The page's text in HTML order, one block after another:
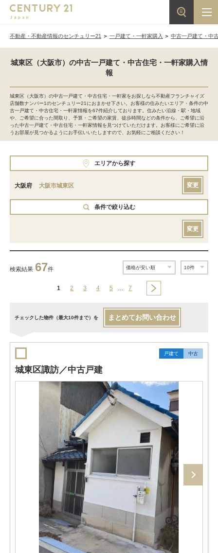
不動産・不動産情報のセンチュリー21 一戸建て・一軒家購入 中古一戸建て・中
城東区（大阪市）の中古一戸建て・中古住宅・一軒家購入情
報
城東区（大阪市）の中古一戸建て・中古住宅・一軒家をお探しなら不動産フランチャイズ
店舗数ナンバー1のセンチュリー21におまかせ下さい。お客様の住みたいエリア・条件の中
古一戸建て・中古住宅・一軒家情報を67件紹介しております。住みたい沿線・駅・地域
や、ご希望に合った間取り、予算・ご希望の家賃、徒歩時間などの条件から、ご希望に沿
った中古一戸建て・中古住宅・一軒家情報を見つけていただけます。お客様にご希望に沿
うお部屋が見つかるようにお手伝いいたしますので、お気軽にご相談ください！
エリアから探す
大阪府 大阪市城東区 変更
条件で絞り込む
変更
検索結果 67件
1 2 3 4 5 … 7
チェックした物件（最大10件まで）を まとめてお問い合わせ
戸建て 中古
城東区諏訪／中古戸建